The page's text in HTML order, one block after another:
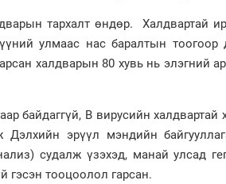
тархалт өндөр. Халдвартай
улмаас нас баралтын
халдварын 80 хувь нь элэгний
байдаггүй, В вирусийн халдвартай
Дэлхийн эрүүл мэндийн
судалж үзэхэд, манай улсад
гэсэн тооцоолол гарсан.